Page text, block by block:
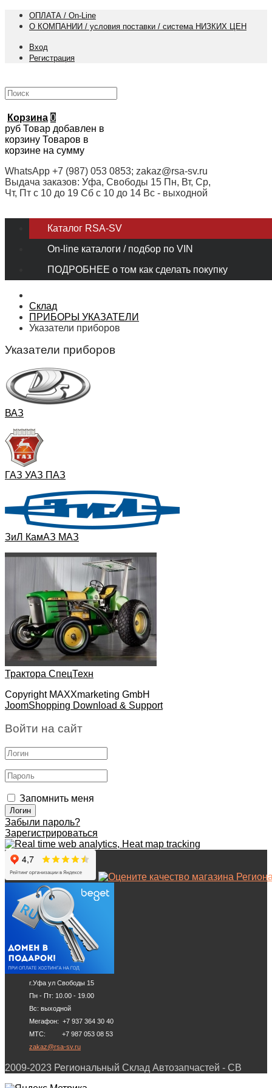
ОПЛАТА / On-Line
О КОМПАНИИ / условия поставки / система НИЗКИХ ЦЕН
Вход
Регистрация
Корзина 0
руб Товар добавлен в
корзину Товаров в
корзине на сумму
WhatsApp +7 (987) 053 0853; zakaz@rsa-sv.ru
Выдача заказов: Уфа, Свободы 15 Пн, Вт, Ср,
Чт, Пт с 10 до 19 Сб с 10 до 14 Вс - выходной
Каталог RSA-SV
On-line каталоги / подбор по VIN
ПОДРОБНЕЕ о том как сделать покупку
Склад
ПРИБОРЫ УКАЗАТЕЛИ
Указатели приборов
Указатели приборов
ВАЗ
ГАЗ УАЗ ПАЗ
ЗиЛ КамАЗ МАЗ
Трактора СпецТехн
Copyright MAXXmarketing GmbH
JoomShopping Download & Support
Войти на сайт
Запомнить меня
Забыли пароль?
Зарегистрироваться
г.Уфа ул Свободы 15
Пн - Пт: 10.00 - 19.00
Вс: выходной
Мегафон: +7 937 364 30 40
МТС: +7 987 053 08 53
zakaz@rsa-sv.ru
2009-2023 Региональный Склад Автозапчастей - СВ